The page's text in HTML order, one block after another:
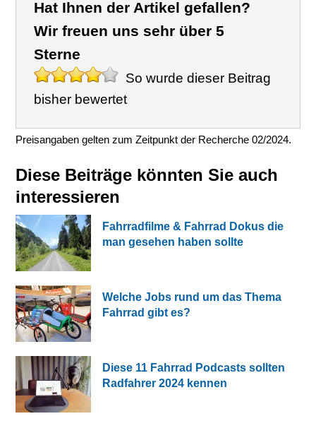
Hat Ihnen der Artikel gefallen?
Wir freuen uns sehr über 5
Sterne
So wurde dieser Beitrag
bisher bewertet
Preisangaben gelten zum Zeitpunkt der Recherche 02/2024.
Diese Beiträge könnten Sie auch
interessieren
Fahrradfilme & Fahrrad Dokus die
man gesehen haben sollte
Welche Jobs rund um das Thema
Fahrrad gibt es?
Diese 11 Fahrrad Podcasts sollten
Radfahrer 2024 kennen